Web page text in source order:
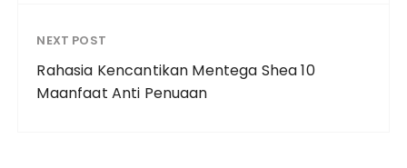
NEXT POST
Rahasia Kencantikan Mentega Shea 10
Maanfaat Anti Penuaan